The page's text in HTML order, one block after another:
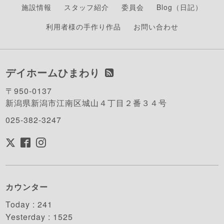
施設情報
スタッフ紹介 委員会
Blog（日記）
利用者様の手作り作品
お問い合わせ
デイホームひまわり
〒950-0137
新潟県新潟市江南区城山４丁目２番３４号
025-382-3247
カウンター
Today :241
Yesterday : 1525